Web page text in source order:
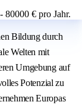
80000 € pro Jahr.
Bildung durch
Welten mit
Umgebung auf
Potenzial zu
Europas